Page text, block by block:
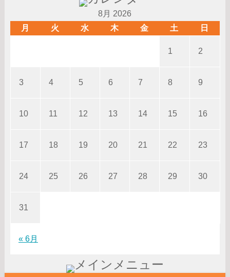
8月 2026
月
火 水 木 金 土 日
« 6月
1 2
3 4 5 6 7 8 9
10 11 12 13 14 15 16
17 18 19 20 21 22 23
24 25 26 27 28 29 30
31